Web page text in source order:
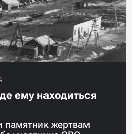
ему находиться
памятник жертвам